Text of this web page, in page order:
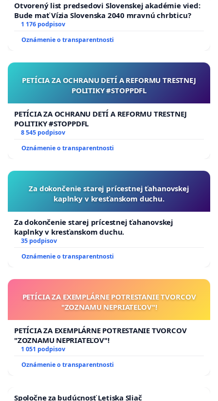
Otvorený list predsedovi Slovenskej akadémie vied:
Bude mať Vízia Slovenska 2040 mravnú chrbticu?
1 176 podpisov
Oznámenie o transparentnosti
PETÍCIA ZA OCHRANU DETÍ A REFORMU TRESTNEJ
POLITIKY #STOPPDFL
PETÍCIA ZA OCHRANU DETÍ A REFORMU TRESTNEJ
POLITIKY #STOPPDFL
8 545 podpisov
Oznámenie o transparentnosti
Za dokončenie starej prícestnej ťahanovskej
kaplnky v kresťanskom duchu.
Za dokončenie starej prícestnej ťahanovskej
kaplnky v kresťanskom duchu.
35 podpisov
Oznámenie o transparentnosti
PETÍCIA ZA EXEMPLÁRNE POTRESTANIE TVORCOV
"ZOZNAMU NEPRIATEĽOV"!
PETÍCIA ZA EXEMPLÁRNE POTRESTANIE TVORCOV
"ZOZNAMU NEPRIATEĽOV"!
1 051 podpisov
Oznámenie o transparentnosti
Spoločne za budúcnosť Letiska Sliač